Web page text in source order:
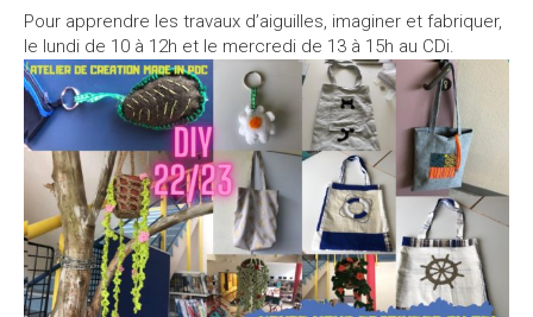
Pour apprendre les travaux d’aiguilles, imaginer et fabriquer,
le lundi de 10 à 12h et le mercredi de 13 à 15h au CDi.